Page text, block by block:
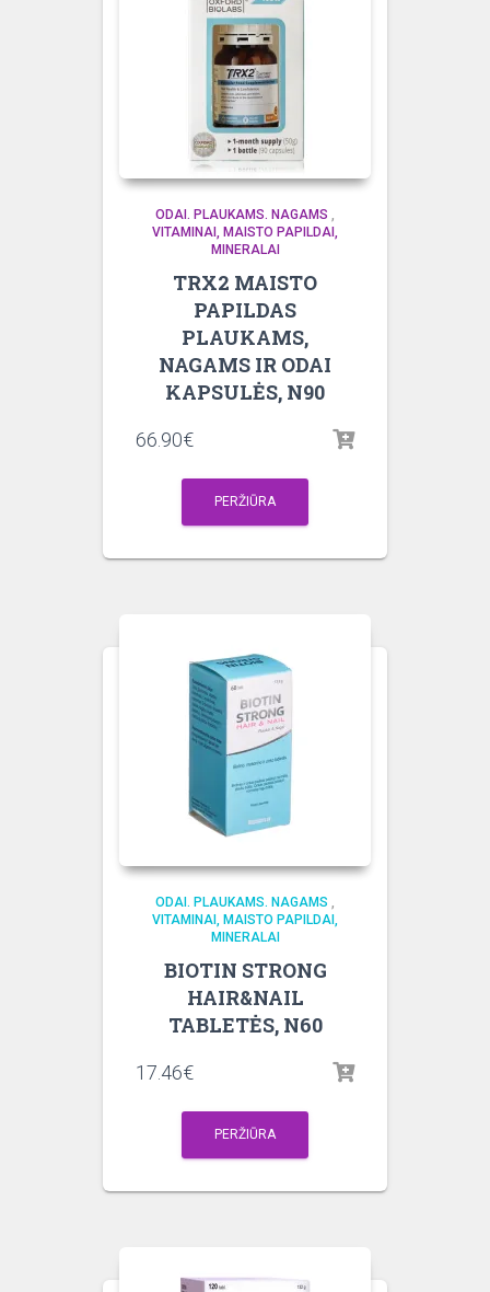
ODAI. PLAUKAMS. NAGAMS ,
VITAMINAI, MAISTO PAPILDAI,
MINERALAI
TRX2 MAISTO
PAPILDAS
PLAUKAMS,
NAGAMS IR ODAI
KAPSULĖS, N90
66.90€
PERŽIŪRA
ODAI. PLAUKAMS. NAGAMS ,
VITAMINAI, MAISTO PAPILDAI,
MINERALAI
BIOTIN STRONG
HAIR&NAIL
TABLETĖS, N60
17.46€
PERŽIŪRA